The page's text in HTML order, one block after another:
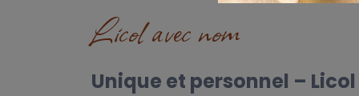
Licol avec nom
Unique et personnel –